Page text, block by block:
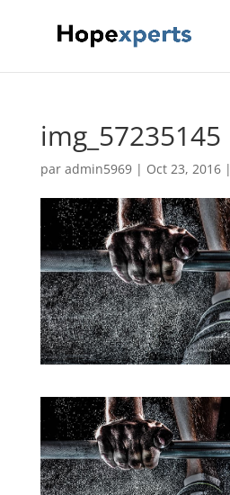
img_57235145
par admin5969| Oct 23, 2016|